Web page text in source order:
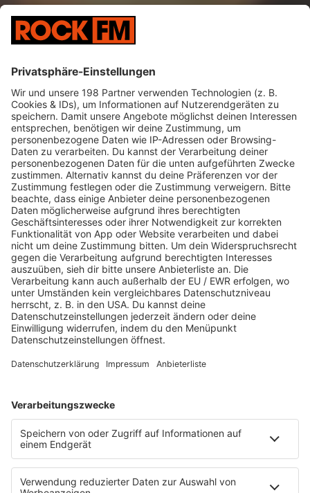
HOME
SERVICE